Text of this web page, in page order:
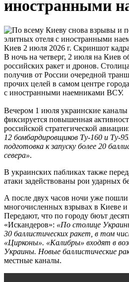
иностранными
Киев 2 июля 2026 г. Скриншот
В ночь на четверг, 2 июля на Киев
российских ракет и дронов.
получив от России очередной
прочих целей в самом центре
с иностранными наемниками ВСУ.
Вечером 1 июля украинские
фиксируется повышенная
российской стратегической авиации:
12 бомбардировщиков Ту-160 и Ту-
подготовка к запуску более 20
севера».
В украинских пабликах также
атаки задействованы рои ударных
А после двух часов ночи уже
многочисленных взрывах в Киеве и
Передают, что по городу бюът
«Искандеров»: «По столице
30 баллистических ракет, в том
«Цирконы». «Калибры» входят в
Украины. Новые баллистические
местные каналы.